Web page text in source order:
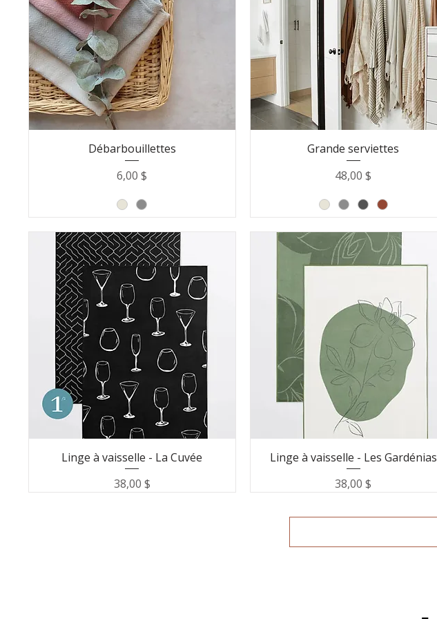
Débarbouillettes
Prix
6,00 $
Grande serviettes
Prix
48,00 $
Linge à vaisselle - La Cuvée
Prix
38,00 $
Linge à vaisselle - Les Gardénias
Prix
38,00 $